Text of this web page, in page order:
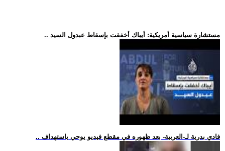
.. مستشارة سياسية أمريكية: أيباك أخفقت بإسقاط عبدول السيد
.. فادي بدرية لـ-العربية- بعد ظهوره في مقطع فيديو يوحي باستهداف